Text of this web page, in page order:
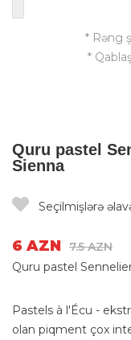
* Rəng
*
Quru pastel
Sienna
Seçilmişlərə
6 AZN 7.5 AZN
Quru pastel
Pastels à l'Écu -
olan piqment çox